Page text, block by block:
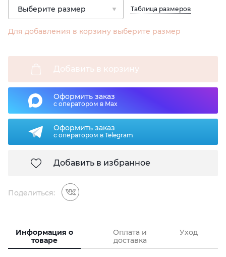
Таблица размеров
Для добавления в корзину выберите размер
Добавить в корзину
Оформить заказ
с оператором в Max
Оформить заказ
с оператором в Telegram
Добавить в избранное
Поделиться:
Информация о
товаре
Оплата и
доставка
Уход